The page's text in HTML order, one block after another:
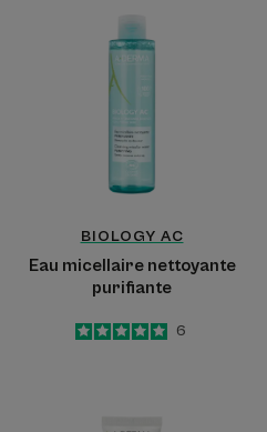
micellaire
nettoyante
BIOLOGY AC
Eau micellaire nettoyante
purifiante
5
/5
6